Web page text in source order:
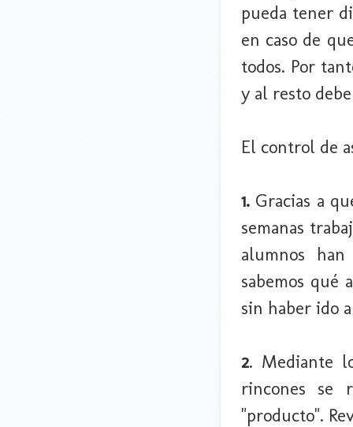
pueda tener
en caso de
todos. Por
y al resto
El control de
1. Gracias a
semanas
alumnos
sabemos qué
sin haber ido
2. Mediante
rincones se
"producto".